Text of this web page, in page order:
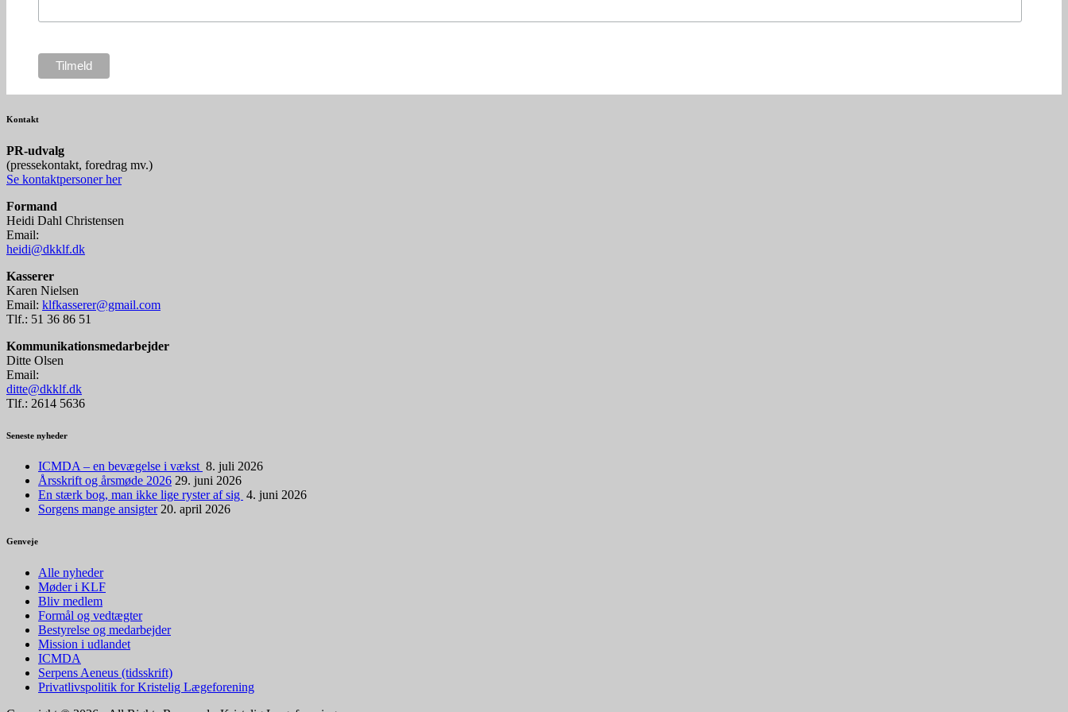
Kontakt
PR-udvalg
(pressekontakt, foredrag mv.)
Se kontaktpersoner her
Formand
Heidi Dahl Christensen
Email:
heidi@dkklf.dk
Kasserer
Karen Nielsen
Email: klfkasserer@gmail.com
Tlf.: 51 36 86 51
Kommunikationsmedarbejder
Ditte Olsen
Email:
ditte@dkklf.dk
Tlf.: 2614 5636
Seneste nyheder
ICMDA – en bevægelse i vækst 8. juli 2026
Årsskrift og årsmøde 2026 29. juni 2026
En stærk bog, man ikke lige ryster af sig 4. juni 2026
Sorgens mange ansigter 20. april 2026
Genveje
Alle nyheder
Møder i KLF
Bliv medlem
Formål og vedtægter
Bestyrelse og medarbejder
Mission i udlandet
ICMDA
Serpens Aeneus (tidsskrift)
Privatlivspolitik for Kristelig Lægeforening